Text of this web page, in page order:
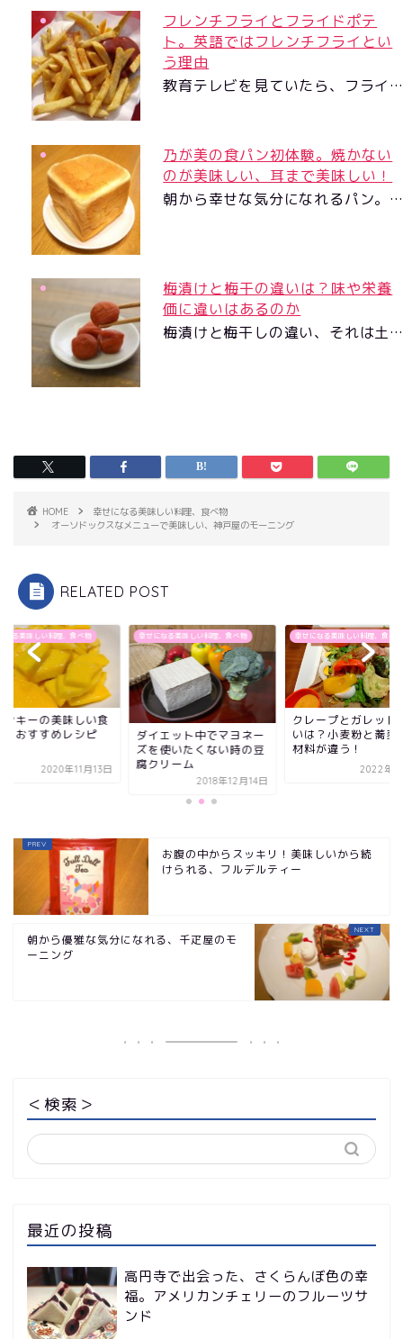
フレンチフライとフライドポテ
ト。英語ではフレンチフライとい
う理由
教育テレビを見ていたら、フライ
乃が美の食パン初体験。焼かない
のが美味しい、耳まで美味しい！
朝から幸せな気分になれるパン。
梅漬けと梅干の違いは？味や栄養
価に違いはあるのか
梅漬けと梅干しの違い、それは土
HOME
幸せになる美味しい料理、食べ物
オーソドックスなメニューで美味しい、神戸屋のモーニング
RELATED POST
なる美味しい料理、食べ物
ンキーの美味しい食
、おすすめレシピ
2020年11月13日
幸せになる美味しい料理、食べ物
ダイエット中でマヨネー
ズを使いたくない時の豆
腐クリーム
2018年12月14日
幸せになる美味しい料理、食べ物
クレープとガレット
いは？小麦粉と蕎麦
材料が違う！
2022年5
お腹の中からスッキリ！美味しいから続
けられる、フルデルティー
朝から優雅な気分になれる、千疋屋のモ
ーニング
＜検索＞
最近の投稿
高円寺で出会った、さくらんぼ色の幸
福。アメリカンチェリーのフルーツサ
ンド